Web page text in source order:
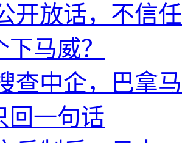
开放话，不信
下马威？
查中企，巴拿
回一句话